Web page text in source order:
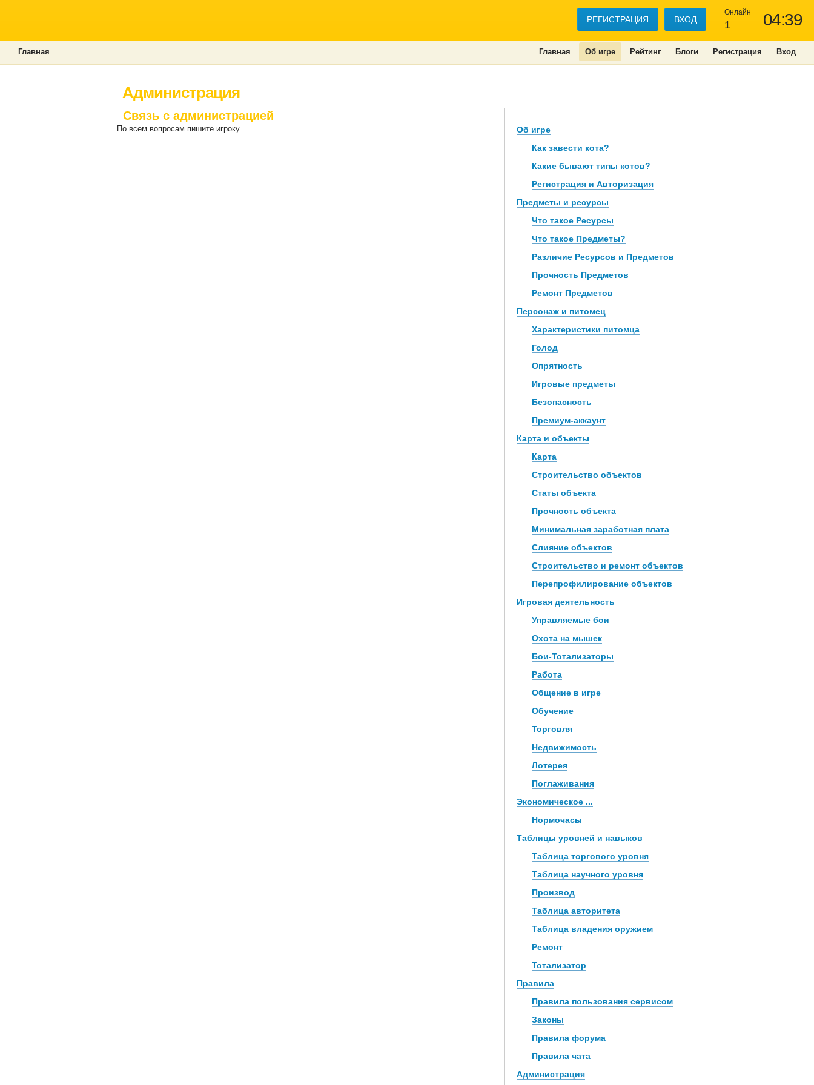
04:39
Онлайн
1
РЕГИСТРАЦИЯ ВХОД
Главная Об игре Рейтинг Блоги Регистрация Вход
Главная
Администрация
Связь с администрацией
По всем вопросам пишите игроку
Об игре
Как завести кота?
Какие бывают типы котов?
Регистрация и Авторизация
Предметы и ресурсы
Что такое Ресурсы
Что такое Предметы?
Различие Ресурсов и Предметов
Прочность Предметов
Ремонт Предметов
Персонаж и питомец
Характеристики питомца
Голод
Опрятность
Игровые предметы
Безопасность
Премиум-аккаунт
Карта и объекты
Карта
Строительство объектов
Статы объекта
Прочность объекта
Минимальная заработная плата
Слияние объектов
Строительство и ремонт объектов
Перепрофилирование объектов
Игровая деятельность
Управляемые бои
Охота на мышек
Бои-Тотализаторы
Работа
Общение в игре
Обучение
Торговля
Недвижимость
Лотерея
Поглаживания
Экономическое ...
Нормочасы
Таблицы уровней и навыков
Таблица торгового уровня
Таблица научного уровня
Производ
Таблица авторитета
Таблица владения оружием
Ремонт
Тотализатор
Правила
Правила пользования сервисом
Законы
Правила форума
Правила чата
Администрация